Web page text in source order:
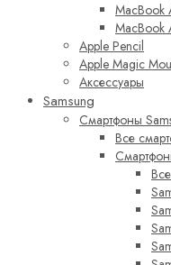
MacBook
MacBook
Apple Pencil
Apple Magic
Аксессуары
Samsung
Смартфоны
Все